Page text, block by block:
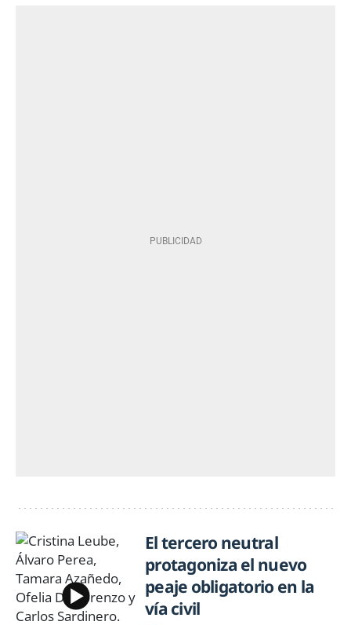
El tercero neutral
protagoniza el nuevo
peaje obligatorio en la
vía civil